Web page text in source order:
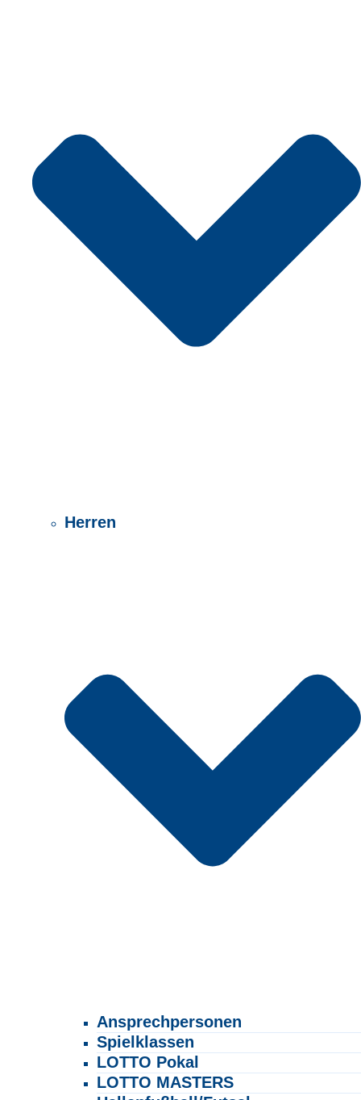
Herren
Ansprechpersonen
Spielklassen
LOTTO Pokal
LOTTO MASTERS